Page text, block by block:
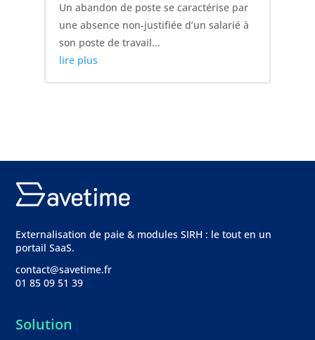
Un abandon de poste se caractérise par
une absence non-justifiée d’un salarié à
son poste de travail...
lire plus
Externalisation de paie & modules SIRH : le tout en un
portail SaaS.
contact@savetime.fr
01 85 09 51 39
Solution